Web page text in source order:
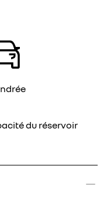
du réservoir